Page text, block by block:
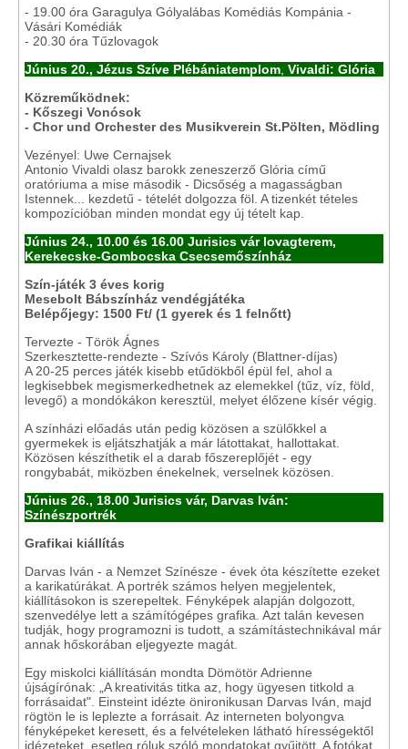
- 19.00 óra Garagulya Gólyalábas Komédiás Kompánia -
Vásári Komédiák
- 20.30 óra Tűzlovagok
Június 20., Jézus Szíve Plébániatemplom Vivaldi: Glória
Közreműködnek:
- Kőszegi Vonósok
- Chor und Orchester des Musikverein St.Pölten, Mödling
Vezényel: Uwe Cernajsek
Antonio Vivaldi olasz barokk zeneszerző Glória című
oratóriuma a mise második - Dicsőség a magasságban
Istennek... kezdetű - tételét dolgozza föl. A tizenkét tételes
kompozícióban minden mondat egy új tételt kap.
Június 24., 10.00 és 16.00 Jurisics vár lovagterem,
Kerekecske-Gombocska Csecsemőszínház
Szín-játék 3 éves korig
Mesebolt Bábszínház vendégjátéka
Belépőjegy: 1500 Ft/ (1 gyerek és 1 felnőtt)
Tervezte - Török Ágnes
Szerkesztette-rendezte - Szívós Károly (Blattner-díjas)
A 20-25 perces játék kisebb etűdökből épül fel, ahol a
legkisebbek megismerkedhetnek az elemekkel (tűz, víz, föld,
levegő) a mondókákon keresztül, melyet élőzene kísér végig.
A színházi előadás után pedig közösen a szülőkkel a
gyermekek is eljátszhatják a már látottakat, hallottakat.
Közösen készíthetik el a darab főszereplőjét - egy
rongybabát, miközben énekelnek, verselnek közösen.
Június 26., 18.00 Jurisics vár, Darvas Iván:
Színészportrék
Grafikai kiállítás
Darvas Iván - a Nemzet Színésze - évek óta készítette ezeket
a karikatúrákat. A portrék számos helyen megjelentek,
kiállításokon is szerepeltek. Fényképek alapján dolgozott,
szenvedélye lett a számítógépes grafika. Azt talán kevesen
tudják, hogy programozni is tudott, a számítástechnikával már
annak hőskorában eljegyezte magát.
Egy miskolci kiállításán mondta Dömötör Adrienne
újságírónak: „A kreativitás titka az, hogy ügyesen titkold a
forrásaidat". Einsteint idézte önironikusan Darvas Iván, majd
rögtön le is leplezte a forrásait. Az interneten bolyongva
fényképeket keresett, és a felvételeken látható hírességektől
idézeteket, esetleg róluk szóló mondatokat gyűjtött. A fotókat